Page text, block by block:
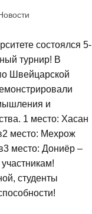
состоялся 5-
турнир! В
Швейцарской
и
1 место: Хасан
место: Мехрож
место: Дониёр –
студенты